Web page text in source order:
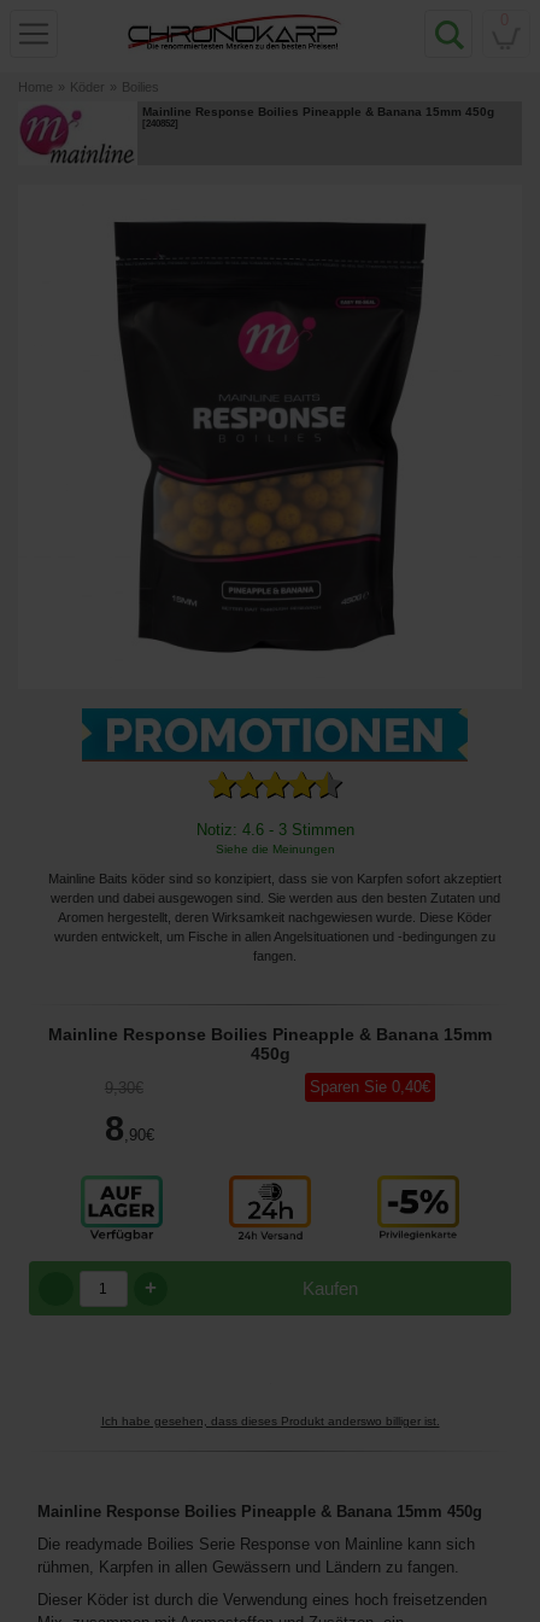
Home » Köder » Boilies
Mainline Response Boilies Pineapple & Banana 15mm 450g
[240852]
Notiz: 4.6 - 3 Stimmen
Siehe die Meinungen
Mainline Baits köder sind so konzipiert, dass sie von Karpfen sofort akzeptiert
werden und dabei ausgewogen sind. Sie werden aus den besten Zutaten und
Aromen hergestellt, deren Wirksamkeit nachgewiesen wurde. Diese Köder
wurden entwickelt, um Fische in allen Angelsituationen und -bedingungen zu
fangen.
Mainline Response Boilies Pineapple & Banana 15mm
450g
9,30€
8 ,90€
Sparen Sie 0 ,40€
Kaufen
+
Ich habe gesehen, dass dieses Produkt anderswo billiger ist.
Mainline Response Boilies Pineapple & Banana 15mm 450g
Die readymade Boilies Serie Response von Mainline kann sich
rühmen, Karpfen in allen Gewässern und Ländern zu fangen.
Dieser Köder ist durch die Verwendung eines hoch freisetzenden